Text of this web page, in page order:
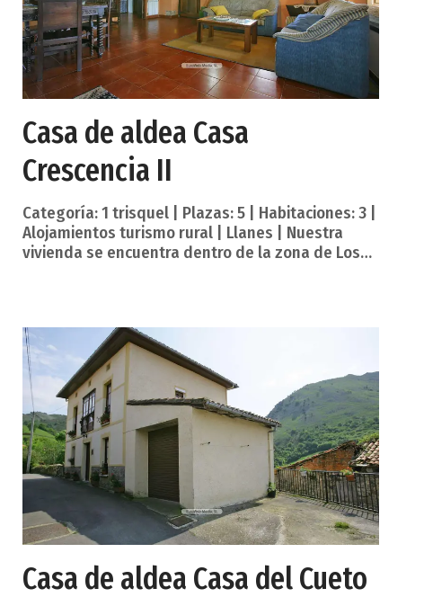
Casa de aldea Casa
Crescencia II
Categoría: 1 trisquel | Plazas: 5 | Habitaciones: 3 |
Alojamientos turismo rural | Llanes | Nuestra
vivienda se encuentra dentro de la zona de Los
entre amigos, ya que cuenta con grandes
espacios, que están completos y perfectamente
equipados, para que disfrutéis al máximo.
Tenemos en el interior de la casa, espacio para 6
personas. Servicios establecimiento. Chimenea
Calefacción Lavadora Saló
Casa de aldea Casa del Cueto